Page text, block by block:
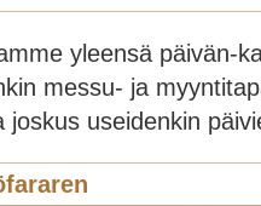
yleensä päivän-
messu- ja
joskus useidenkin